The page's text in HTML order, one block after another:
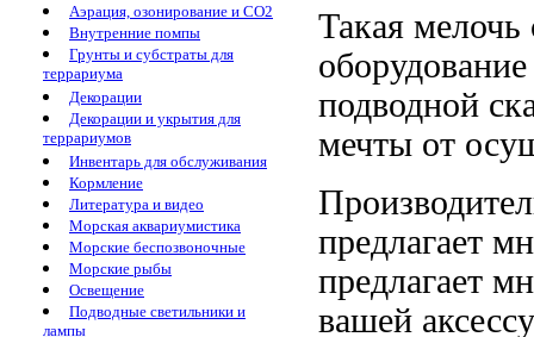
Аэрация, озонирование и CO2
Внутренние помпы
Грунты и субстраты для
террариума
Декорации
Декорации и укрытия для
террариумов
Инвентарь для обслуживания
Кормление
Литература и видео
Морская аквариумистика
Морские беспозвоночные
Морские рыбы
Освещение
Подводные светильники и
лампы
Такая мелочь
подводной
мечты от
предлагает
предлагает
вашей